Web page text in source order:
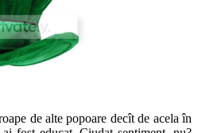
de alte popoare decît de acela în